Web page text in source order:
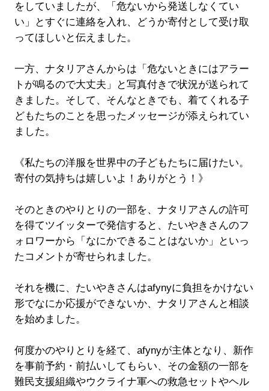
をしていましたが、「危ないから発送しなくてい
い」とすぐに連絡を入れ、どうか寄付として受け取
ってほしいと伝えました。
一方、ナタリアさんからは「危ないときにはアラー
トが鳴るので大丈夫」と写真付きで状況が送られて
きました。そして、そんなときでも、着てくれる子
どもたちのことを思ったメッセージが添えられてい
ました。
《私たちの洋服を世界中の子どもたちに届けたい。
寄付の気持ちは嬉しいよ！ありがとう！》
そのときのやりとりの一部を、ナタリアさんの許可
を得てツイッターで発信すると、たいやきさんのフ
ォロワーから「なにかできることはないか」といっ
たコメントが寄せられました。
それを機に、たいやきさんはafynyに負担をかけない
形でなにか応援ができないか、ナタリアさんと相談
を始めました。
何度かのやりとりを経て、afynyが主体となり、新作
を事前予約・前払いしてもらい、その金額の一部を
難民支援組織やウクライナ軍への救急セットやヘル